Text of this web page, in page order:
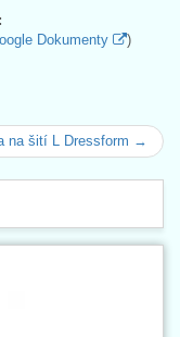
Dokumenty )
na šití L Dressform →